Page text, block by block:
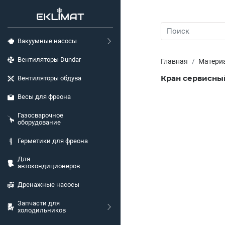
Вакуумные насосы
Вентиляторы Dundar
Вентиляторы обдува
Весы для фреона
Газосварочное
оборудование
Герметики для фреона
Для
автокондиционеров
Дренажные насосы
Запчасти для
холодильников
Главная
Кран